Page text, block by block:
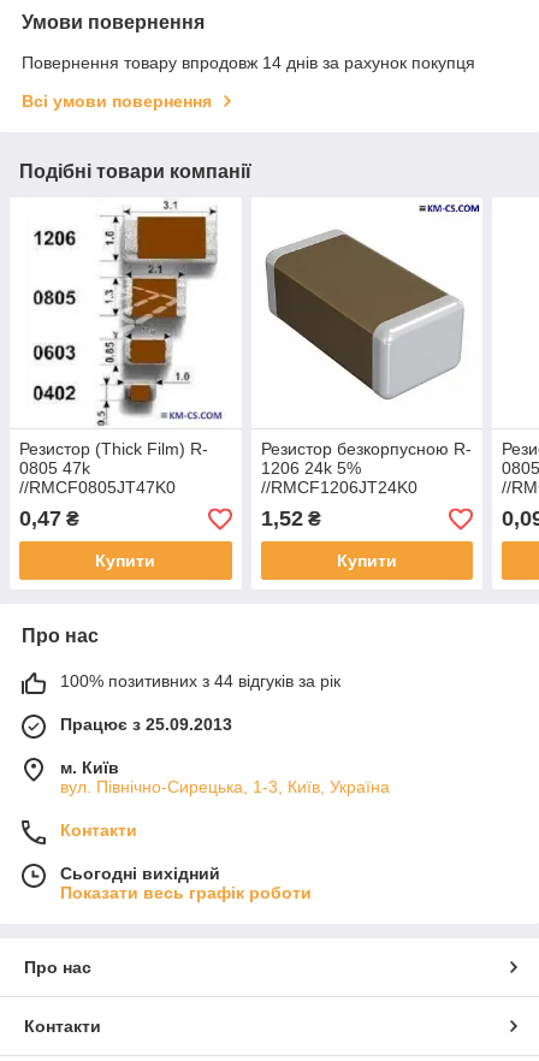
Умови повернення
Повернення товару впродовж 14 днів за рахунок покупця
Всі умови повернення
Подібні товари компанії
Резистор (Thick Film) R-
0805 47k
//RMCF0805JT47K0
(Stackpole Electronics)
0,47 ₴
Купити
Резистор безкорпусною R-
1206 24k 5%
//RMCF1206JT24K0
(Stackpole Electronics)
1,52₴
Купити
//
Про нас
100% позитивних з 44 відгуків за рік
Працює з 25.09.2013
м. Київ
вул. Північно-Сирецька, 1-3, Київ, Україна
Контакти
Сьогодні вихідний
Показати весь графік роботи
Про нас
Контакти